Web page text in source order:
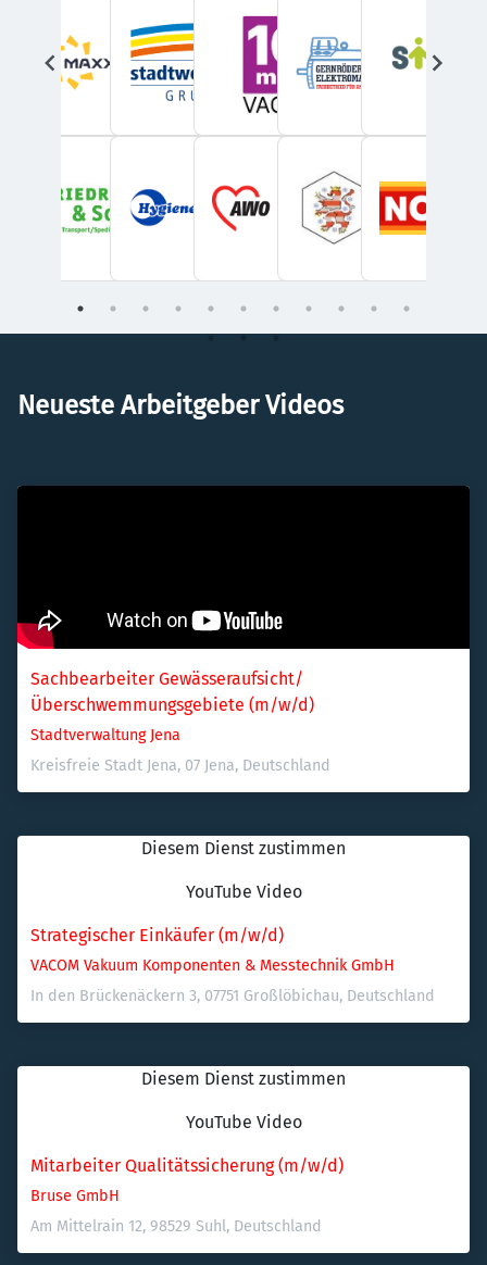
Neueste Arbeitgeber Videos
Sachbearbeiter Gewässeraufsicht/
Überschwemmungsgebiete (m/w/d)
Stadtverwaltung Jena
Kreisfreie Stadt Jena, 07 Jena, Deutschland
Diesem Dienst zustimmen
YouTube Video
Strategischer Einkäufer (m/w/d)
VACOM Vakuum Komponenten & Messtechnik GmbH
In den Brückenäckern 3, 07751 Großlöbichau, Deutschland
Diesem Dienst zustimmen
YouTube Video
Mitarbeiter Qualitätssicherung (m/w/d)
Bruse GmbH
Am Mittelrain 12, 98529 Suhl, Deutschland